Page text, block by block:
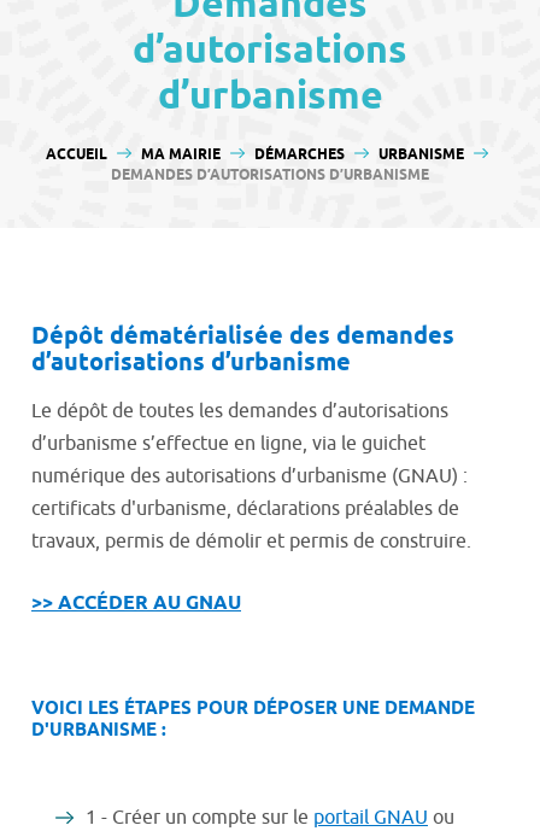
d’autorisations
d’urbanisme
VOUS ÊTES ICI :
ACCUEIL MA MAIRIE DÉMARCHES
URBANISME
DEMANDES D’AUTORISATIONS D’URBANISME
Dépôt dématérialisée des demandes
d’autorisations d’urbanisme
Le dépôt de toutes les demandes d’autorisations
d’urbanisme s’effectue en ligne, via le guichet
numérique des autorisations d’urbanisme (GNAU) :
certificats d'urbanisme, déclarations préalables de
travaux, permis de démolir et permis de construire.
>> ACCÉDER AU GNAU
VOICI LES ÉTAPES POUR DÉPOSER UNE DEMANDE
D'URBANISME :
1 - Créer un compte sur le portail GNAU ou